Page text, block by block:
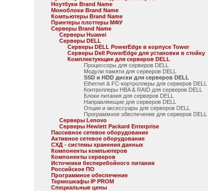
Ноутбуки Brand Name
Моноблоки Brand Name
Компьютеры Brand Name
Принтеры плоттеры МФУ
Серверы Brand Name
Серверы Huawei
Серверы DELL
Серверы DELL PowerEdge в корпусе Tower
Серверы Dell PowerEdge для установки в стойку
Комплектующие для серверов DELL
Процессоры для серверов DELL
Модули памяти для серверов DELL
SSD и HDD диски для серверов DELL
Ethernet & FC-кортроллеры для серверов DELL
Контроллеры HBA & RAID для серверов DELL
Блоки питания для серверов DELL
Направляющие для серверов DELL
Опции и аксессуары для серверов DELL
Программное обеспечение для серверов DELL
Серверы Lenovo
Серверы Hewlett Packard Enterprise
Пассивное сетевое оборудование
Активное сетевое оборудование
СХД - системы хранения данных
Компоненты компьютеров
Компоненты серверов
Источники бесперебойного питания
Российское ПО
Программное обеспечение
Термошкафы IP PROM
Специальные цены